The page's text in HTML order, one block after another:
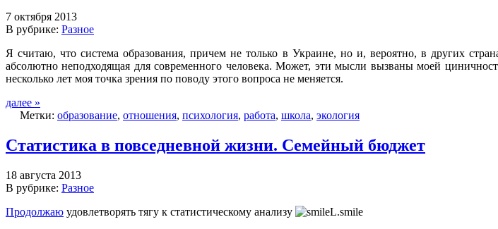
7 октября 2013
В рубрике: Разное
Я считаю, что система образования, причем не только в Украине, но и, вероятно, в других
абсолютно неподходящая для современного человека. Может, эти мысли вызваны моей
несколько лет моя точка зрения по поводу этого вопроса не меняется.
далее »
Метки: образование, отношения, психология, работа, школа, экология
Статистика в повседневной жизни. Семейный бюджет
18 августа 2013
В рубрике: Разное
Продолжаю удовлетворять тягу к статистическому анализу